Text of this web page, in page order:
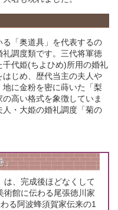
「奥道具」を代表するの
調度類です。三代将軍徳
代姫(ちよひめ)所用の婚礼
じめ、歴代当主の夫人や
に金粉を密に蒔いた「梨
高い格式を象徴していま
・大姫の婚礼調度「菊の
」
は、完成後ほどなくして
術館に伝わる尾張徳川家
る阿波蜂須賀家伝来の1